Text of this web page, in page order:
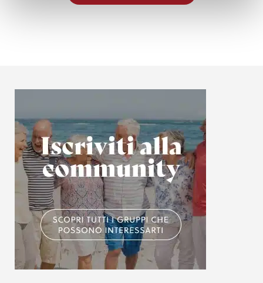
analizzare il nostro traffico. Condividiamo inoltre
informazioni sul modo in cui utilizzi il nostro sito con i
nostri partner che si occupano di analisi dei dati web,
pubblicità e social media, i quali potrebbero combinarle
con altre informazioni che hai fornito loro o che hanno
raccolto dal tuo utilizzo dei loro servizi.